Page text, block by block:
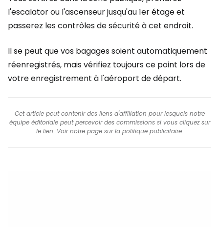
l'escalator ou l'ascenseur jusqu'au 1er étage et
passerez les contrôles de sécurité à cet endroit.
Il se peut que vos bagages soient automatiquement
réenregistrés, mais vérifiez toujours ce point lors de
votre enregistrement à l'aéroport de départ.
Cet article peut contenir des liens d'affiliation pour lesquels notre
équipe éditoriale peut percevoir des commissions si vous cliquez sur
le lien. Voir notre page sur la politique publicitaire.